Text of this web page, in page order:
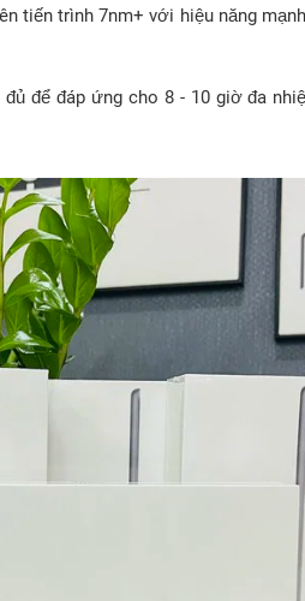
tiến trình 7nm+ với hiệu năng
để đáp ứng cho 8 - 10 giờ đa